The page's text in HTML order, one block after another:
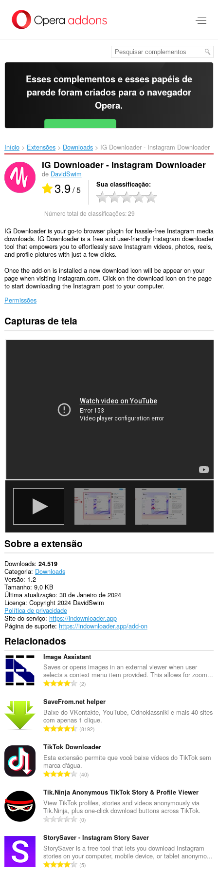
para
Esses complementos e esses papéis de
parede foram criados para o navegador
Opera.
Baixar o Opera Free for Android
Início Extensões Downloads IG Downloader - Instagram Downloader‎
IG Downloader - Instagram Downloader
de DavidSwim
3.9/ 5 Sua classificação
Número total de classificações:29
IG Downloader is your go-to browser plugin for hassle-free Instagram media
downloads. IG Downloader is a free and user-friendly Instagram downloader
tool that empowers you to effortlessly save Instagram videos, photos, reels,
and profile pictures with just a few clicks.
Once the add-on is installed a new download icon will be appear on your
page when visiting Instagram.com. Click on the download icon on the page
to start downloading the Instagram post to your computer.
Permissões
Esta
extensão
Capturas de tela
Sobre a extensão
Downloads 24.519
Categoria Downloads
Versão 1.2
Tamanho 9,0 KB
Última atualização 30 de Janeiro de 2024
Licença Copyright 2024 DavidSwim
Política de privacidade
Site do serviço https://indownloader.app
Página de suporte https://indownloader.app/add-on
Relacionados
Image Assistant
Saves or opens images in an external viewer when user
selects a context menu item provided. This allows for zoom...
N
m
e
r
o
o
t
a
d
e
c
l
s
s
i
f
2
SaveFrom.net helper
Baixe do VKontakte, YouTube, Odnoklassniki e mais 40 sites
com apenas 1 clique.
N
m
e
r
o
o
t
a
d
e
c
l
8192
TikTok Downloader
Esta extensão permite que você baixe vídeos do TikTok sem
marca d'água.
N
m
e
r
o
o
t
a
40
Tik.Ninja Anonymous TikTok Story & Profile Viewer
View TikTok profiles, stories and videos anonymously via
Tik.Ninja, plus one-click download buttons across TikTok.
N
m
e
r
o
0
StorySaver - Instagram Story Saver
StorySaver is a free tool that lets you download Instagram
stories on your computer, mobile device, or tablet anonymo...
N5